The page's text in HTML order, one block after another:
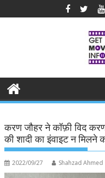
to
करण जौहर ने कॉफ़ी विद
की शादी का इंवाइट न मिलने
2022/09/27 Shahzad Ahmed